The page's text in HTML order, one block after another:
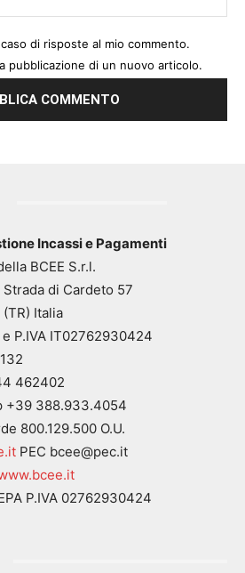
di risposte al mio commento.
pubblicazione di un nuovo articolo.
Incassi e Pagamenti
BCEE S.r.l.
di Cardeto 57
Italia
P.IVA IT02762930424
462402
+39 388.933.4054
800.129.500 O.U.
PEC bcee@pec.it
P.IVA 02762930424